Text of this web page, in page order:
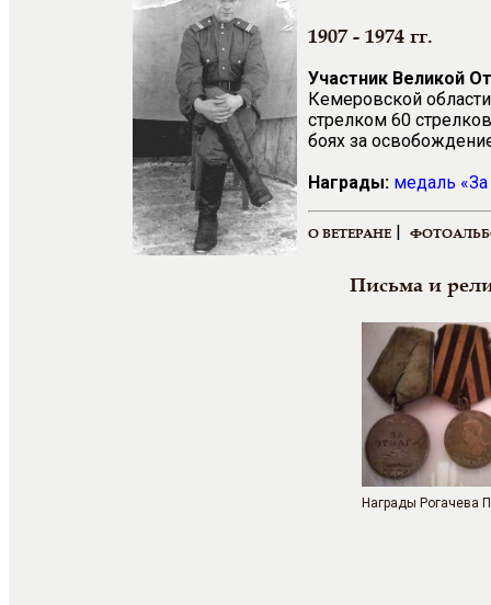
1907 - 1974 гг.
Участник Великой
Кемеровской
стрелком 60
боях за
Награды: медаль «За
О ВЕТЕРАНЕ |
Письма и
Награды Рогачева